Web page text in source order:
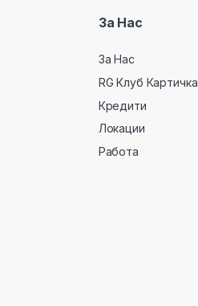
За Нас
За Нас
RG Клуб Картичка
Кредити
Локации
Работа